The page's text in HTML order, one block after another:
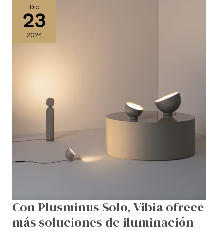
Dic
23
2024
Con Plusminus Solo, Vibia ofrece
más soluciones de iluminación
Plusminus
Solo,
Vibia
ofrece